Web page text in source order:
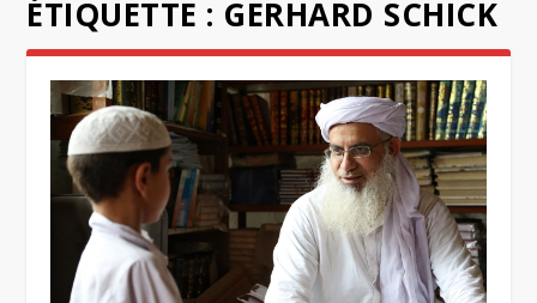
ÉTIQUETTE : GERHARD SCHICK